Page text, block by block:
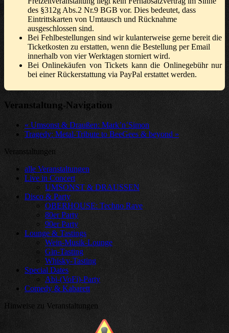
des §312g Abs.2 Nr.9 BGB vor. Dies bedeutet, dass
Eintrittskarten von Umtausch und Rücknahme
ausgeschlossen sind.
Bei Fehlbestellungen sind wir kulanterweise gerne bereit die
Ticketkosten zu erstatten, wenn die Bestellung per Email
innerhalb von vier Werktagen storniert wird.
Bei Onlinekäufen von Tickets kann die Onlinegebühr nur
bei einer Rückerstattung via PayPal erstattet werden.
Veranstaltung-Navigation
« Umsonst & Draußen: Mark’n’Simon
Tragedy: Metal-Tribute to BeeGees & beyond »
Veranstaltungen
alle Veranstaltungen
Live in Concert
UMSONST & DRAUSSEN
Disco & Party
OBERHOUSE: Techno Rave
80er Party
90er Party
Lounge & Tastings
Wein-Musik-Lounge
Gin-Tasting
Whisky-Tasting
Special Dates
Abi-(VoFi)-Party
Comedy & Kabarett
Hinweise zu Veranstaltungen